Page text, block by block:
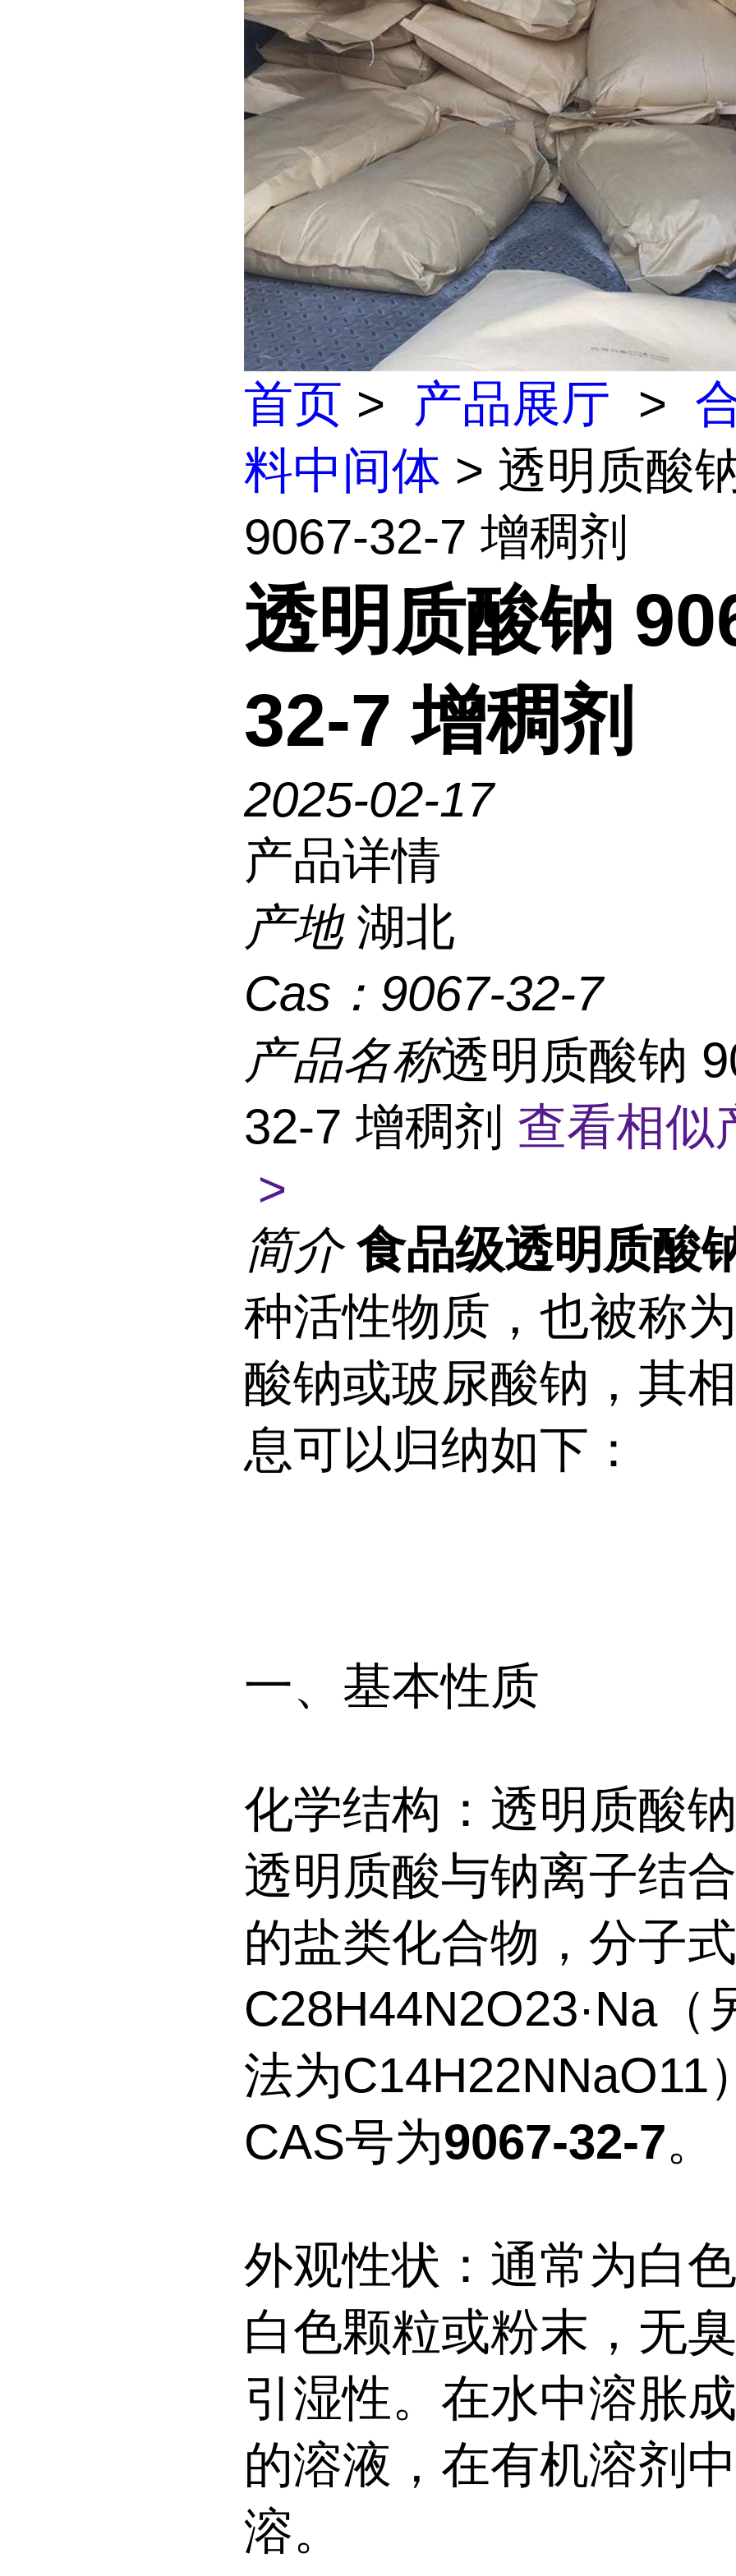
首页 > 产品展厅 >
料中间体 > 透明质酸
9067-32-7 增稠剂
透明质酸钠
32-7 增稠剂
2025-02-17
产品详情
产地 湖北
Cas： 9067-32-7
产品名称透明质酸钠
32-7 增稠剂 查看相似
>
简介 食品级透明质酸
种活性物质，也被称
酸钠或玻尿酸钠，其
息可以归纳如下：
一、基本性质
化学结构：透明质酸
透明质酸与钠离子结
的盐类化合物，分子
C28H44N2O23·Na（
法为C14H22NNaO11
CAS号为9067-32-7。
外观性状：通常为白
白色颗粒或粉末，无
引湿性。在水中溶胀
的溶液，在有机溶剂
溶。